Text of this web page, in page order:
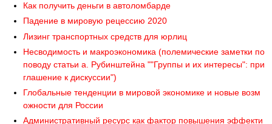
Как получить деньги в автоломбарде
Падение в мировую рецессию 2020
Лизинг транспортных средств для юрлиц
Несводимость и макроэкономика (полемические заметки по
поводу статьи а. Рубинштейна ""Группы и их интересы": при
глашение к дискуссии")
Глобальные тенденции в мировой экономике и новые возм
ожности для России
Административный ресурс как фактор повышения эффекти